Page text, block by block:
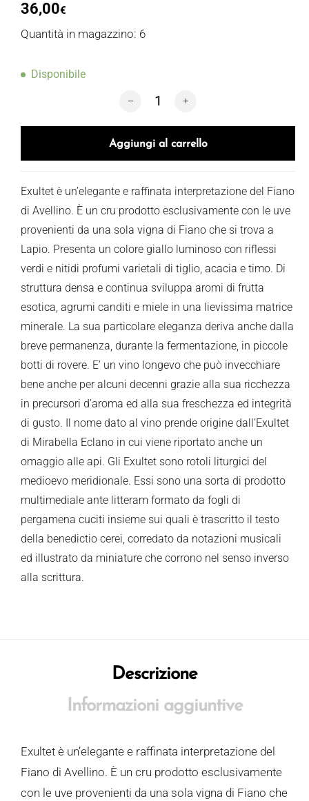
36,00€
Quantità in magazzino: 6
Disponibile
QUINTODECIMO EXULTET FIANO
Aggiungi al carrello
Exultet è un’elegante e raffinata interpretazione del Fiano
di Avellino. È un cru prodotto esclusivamente con le uve
provenienti da una sola vigna di Fiano che si trova a
Lapio. Presenta un colore giallo luminoso con riflessi
verdi e nitidi profumi varietali di tiglio, acacia e timo. Di
struttura densa e continua sviluppa aromi di frutta
esotica, agrumi canditi e miele in una lievissima matrice
minerale. La sua particolare eleganza deriva anche dalla
breve permanenza, durante la fermentazione, in piccole
botti di rovere. E’ un vino longevo che può invecchiare
bene anche per alcuni decenni grazie alla sua ricchezza
in precursori d’aroma ed alla sua freschezza ed integrità
di gusto. Il nome dato al vino prende origine dall’Exultet
di Mirabella Eclano in cui viene riportato anche un
omaggio alle api. Gli Exultet sono rotoli liturgici del
medioevo meridionale. Essi sono una sorta di prodotto
multimediale ante litteram formato da fogli di
pergamena cuciti insieme sui quali è trascritto il testo
della benedictio cerei, corredato da notazioni musicali
ed illustrato da miniature che corrono nel senso inverso
alla scrittura.
Descrizione
Informazioni aggiuntive
Exultet è un’elegante e raffinata interpretazione del
Fiano di Avellino. È un cru prodotto esclusivamente
con le uve provenienti da una sola vigna di Fiano che